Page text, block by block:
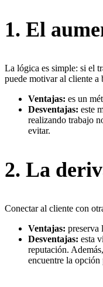
1. El
La lógica es simple: si el
puede motivar al cliente a
Ventajas: es un
Desventajas: este
realizando trabajo
evitar.
2. La
Conectar al cliente con
Ventajas: preserva
Desventajas: esta
reputación.
encuentre la opción